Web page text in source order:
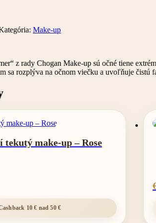
Make-up
z rady Chogan Make-up sú očné tiene
sa rozplýva na očnom viečku a uvoľňuje
tekutý make-up – Rose